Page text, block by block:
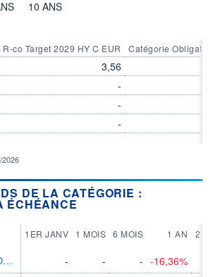
10 ANS
R-co Target 2029 HY C EUR
3,56
-
-
-
Catégorie
2026
DE LA CATÉGORIE :
ÉCHÉANCE
1ER JANV 1 MOIS 6 MOIS 1 AN 2
LO FUNDS ASIA INCOME 2024 SYSNAVH CHF NA - - - -16,36%